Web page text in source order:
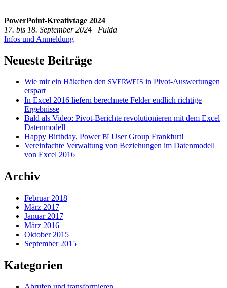
PowerPoint-Kreativtage 2024
17. bis 18. September 2024 | Fulda
Infos und Anmeldung
Neueste Beiträge
Wie mir ein Häkchen den SVERWEIS in Pivot-Auswertungen
erspart
In Excel 2016 liefern berechnete Felder endlich richtige
Ergebnisse
Bald als Video: Pivot-Berichte revolutionieren mit dem Excel
Datenmodell
Happy Birthday, PowerBI User Group Frankfurt!
Vereinfachte Verwaltung von Beziehungen im Datenmodell
von Excel 2016
Archiv
Februar 2018
März 2017
Januar 2017
März 2016
Oktober 2015
September 2015
Kategorien